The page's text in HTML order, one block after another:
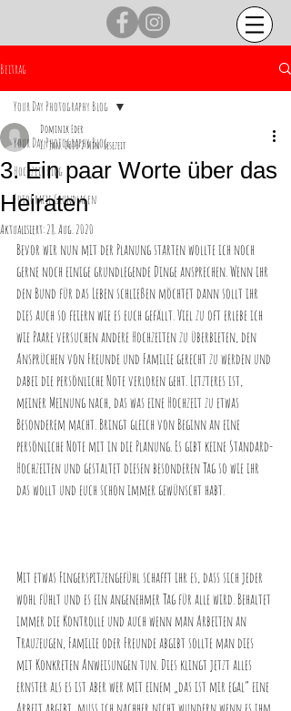
Beitrag
Your Day Photography Blog
Hochzeit Blog
Fotografie Grundlagen
Your Day Photography Blog
3. Ein paar Worte über das
Heiraten
Dominik Eder
17. Jan. 20202 Min. Lesezeit
Aktualisiert:28. Aug. 2020
Bevor wir nun mit der Planung starten wollte ich noch
gerne noch einige grundlegende Dinge ansprechen. Wenn ihr
den Bund für das Leben schließen möchtet dann sollt ihr
dies auch so feiern wie es euch gefällt. Viel zu oft erlebe ich
wie Paare versuchen andere Hochzeiten zu überbieten, den
Ansprüchen von Freunde und Familie gerecht zu werden und
dabei die persönliche Note verloren geht. Letzteres ist,
meiner Meinung nach, das was eine Hochzeit zu etwas
Besonderem macht. Bringt gleich von Beginn an eine
persönliche Note mit in die Planung. Es gibt keine Standard-
Hochzeiten und gestaltet diesen besonderen Tag so wie ihr
das wollt und euch schon immer gewünscht habt.
Mit etwas Fingerspitzengefühl schafft ihr es, dass sich jeder
wohl fühlt und es ein angenehmer Tag für alle wird. Behaltet
immer die Kontrolle und auch wenn man Arbeiten an
Trauzeugen, Familie oder Freunde abgibt sollte man dies
mit Konkreten Anweisungen tun. Dies klingt jetzt alles
ernster als es ist aber wer mit einem „das ist mir egal“ eine